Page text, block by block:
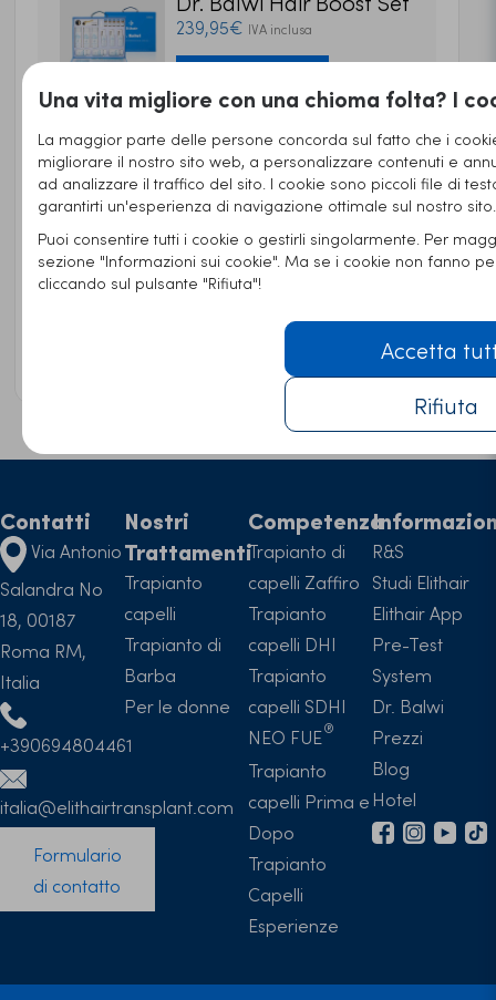
239,95€ IVA inclusa
Shampoo & Spray Set
45,95€ IVA inclusa
Ordinare ora
Integratori alimentari
Ordinare ora
Contatti
Via Antonio
Salandra No
18, 00187
Roma RM,
Italia
+390694804461
italia@elithairtransplant.com
Formulario
di contatto
Nostri
Trattamenti
Trapianto
capelli
Trapianto di
Barba
Per le donne
Competenza
Trapianto di
capelli Zaffiro
Trapianto
capelli DHI
Trapianto
capelli SDHI
NEO FUE
Trapianto
capelli Prima e
Dopo
Trapianto
Capelli
Esperienze
R&S
Studi Elithair
Elithair App
Pre-Test
System
Dr. Balwi
Prezzi
Blog
Hotel
Una vita migliore con una chioma folta? I
La maggior parte delle persone concorda sul fatto che i
migliorare il nostro sito web, a personalizzare contenuti e
ad analizzare il traffico del sito. I cookie sono piccoli file di
garantirti un'esperienza di navigazione ottimale sul nostro sito.
Puoi consentire tutti i cookie o gestirli singolarmente. Per
sezione "Informazioni sui cookie". Ma se i cookie non fanno
cliccando sul pulsante "Rifiuta"!
Accetta
Rifiuta